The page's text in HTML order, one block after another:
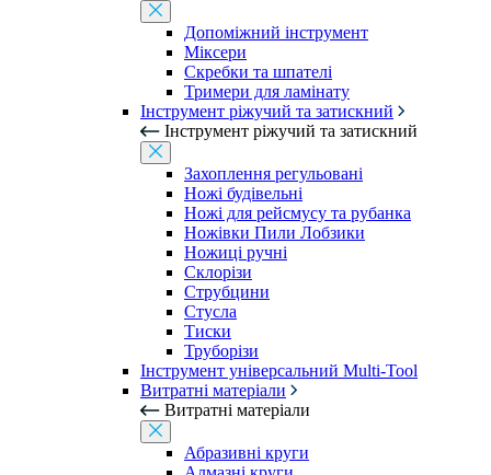
Допоміжний інструмент
Міксери
Скребки та шпателі
Тримери для ламінату
Інструмент ріжучий та затискний
Інструмент ріжучий та затискний
Захоплення регульовані
Ножі будівельні
Ножі для рейсмусу та рубанка
Ножівки Пили Лобзики
Ножиці ручні
Склорізи
Струбцини
Стусла
Тиски
Труборізи
Інструмент універсальний Multi-Tool
Витратні матеріали
Витратні матеріали
Абразивні круги